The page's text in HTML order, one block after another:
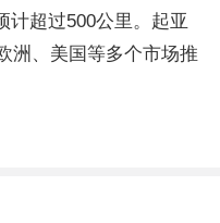
计超过500公里。起亚
洲、美国等多个市场推